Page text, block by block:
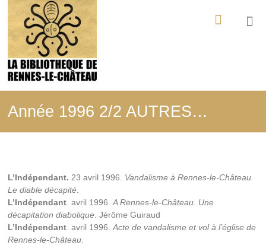
contenu
La
Bibliothèque
de
Rennes-
le-
a
été
édité,
filmé,
enregistré
sur
Année 1996 2/2 AUTRES…
L’Indépendant. 23 avril 1996. Vandalisme à Rennes-le-Château.
Le diable décapité
L’Indépendant . avril 1996.A Rennes-le-Château. Une
décapitation diabolique . Jérôme Guiraud
L’Indépendant . avril 1996.Acte de vandalisme et vol à l’église de
Rennes-le-Château.